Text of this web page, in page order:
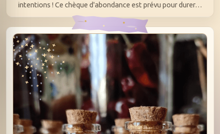
intentions ! Ce chèque d'abondance est prévu pour durer…